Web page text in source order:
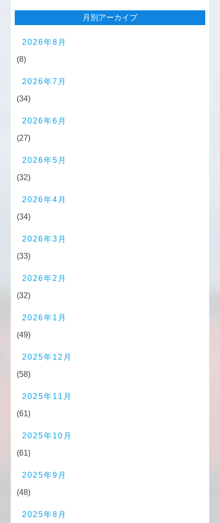
月別アーカイブ
2026年8月
(8)
2026年7月
(34)
2026年6月
(27)
2026年5月
(32)
2026年4月
(34)
2026年3月
(33)
2026年2月
(32)
2026年1月
(49)
2025年12月
(58)
2025年11月
(61)
2025年10月
(61)
2025年9月
(48)
2025年8月